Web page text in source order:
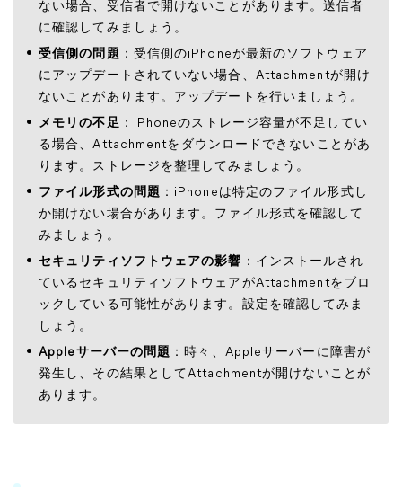
ない場合、受信者で開けないことがあります。送信者
に確認してみましょう。
受信側の問題 ：受信側のiPhoneが最新のソフトウェア
にアップデートされていない場合、Attachmentが開け
ないことがあります。アップデートを行いましょう。
メモリの不足 ：iPhoneのストレージ容量が不足してい
る場合、Attachmentをダウンロードできないことがあ
ります。ストレージを整理してみましょう。
ファイル形式の問題 ：iPhoneは特定のファイル形式し
か開けない場合があります。ファイル形式を確認して
みましょう。
セキュリティソフトウェアの影響 ：インストールされ
ているセキュリティソフトウェアがAttachmentをブロ
ックしている可能性があります。設定を確認してみま
しょう。
Appleサーバーの問題 ：時々、Appleサーバーに障害が
発生し、その結果としてAttachmentが開けないことが
あります。